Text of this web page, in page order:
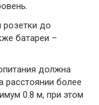
розетки до
батареи –
должна
расстоянии более
0.8 м, при этом